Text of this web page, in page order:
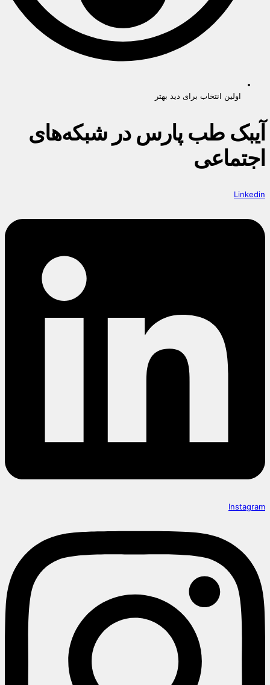
اولین انتخاب برای دید بهتر
آیبک طب پارس در شبکه‌های
اجتماعی
Linkedin
Instagram